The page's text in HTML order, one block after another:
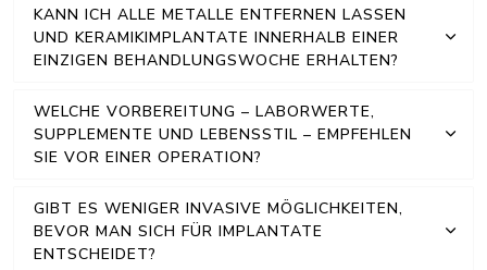
KANN ICH ALLE METALLE ENTFERNEN LASSEN
UND KERAMIKIMPLANTATE INNERHALB EINER
EINZIGEN BEHANDLUNGSWOCHE ERHALTEN?
WELCHE VORBEREITUNG – LABORWERTE,
SUPPLEMENTE UND LEBENSSTIL – EMPFEHLEN
SIE VOR EINER OPERATION?
GIBT ES WENIGER INVASIVE MÖGLICHKEITEN,
BEVOR MAN SICH FÜR IMPLANTATE
ENTSCHEIDET?